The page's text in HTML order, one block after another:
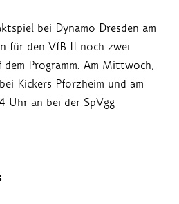
bei Dynamo Dresden am
für den VfB II noch zwei
Programm. Am Mittwoch,
Kickers Pforzheim und am
Uhr an bei der SpVgg